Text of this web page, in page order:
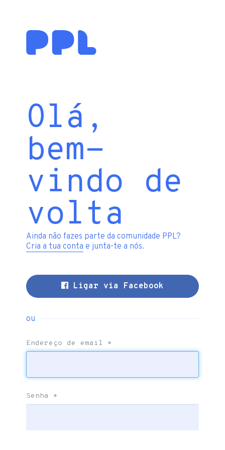
Olá,
bem-
vindo de
volta
Ainda não fazes parte da comunidade PPL?
Cria a tua conta e junta-te a nós.
Ligar via Facebook
ou
Endereço de email *
Senha *